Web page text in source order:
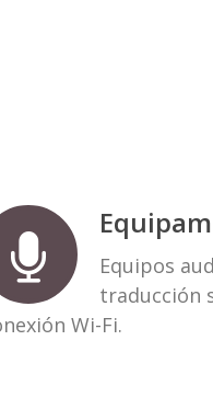
Equipos
traducción
Wi-Fi.